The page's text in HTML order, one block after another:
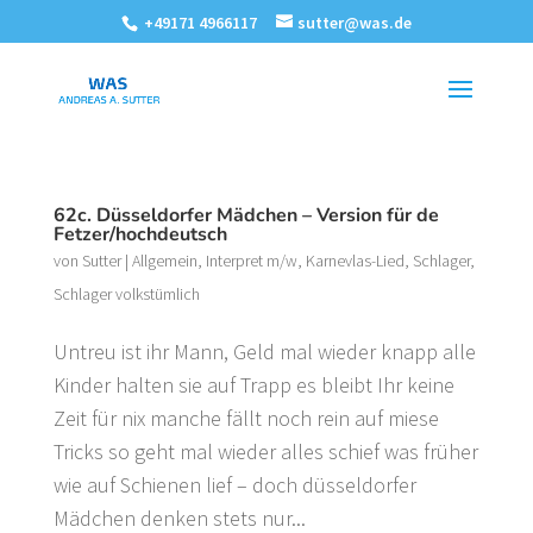
+49171 4966117 sutter@was.de
62c. Düsseldorfer Mädchen – Version für de
Fetzer/hochdeutsch
von Sutter| Allgemein, Interpret m/w, Karnevlas-Lied, Schlager,
Schlager volkstümlich
Untreu ist ihr Mann, Geld mal wieder knapp alle
Kinder halten sie auf Trapp es bleibt Ihr keine
Zeit für nix manche fällt noch rein auf miese
Tricks so geht mal wieder alles schief was früher
wie auf Schienen lief – doch düsseldorfer
Mädchen denken stets nur...